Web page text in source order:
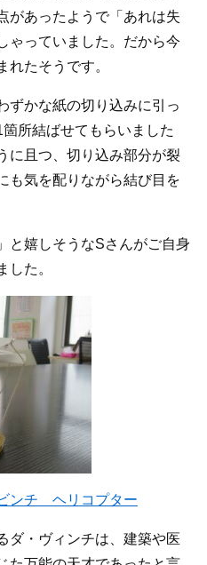
があったようで「あれは失
ゃっていました。だから今
れたそうです。
ずかな紙の切り込みに引っ
所結ばせてもらいました
に且つ、切り込み部分が裂
も気を配りながら結び目を
と嬉しそうなSさんがご自身
した。
ンチ ヘリコプター
ダ・ヴィンチは、建築や医